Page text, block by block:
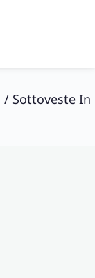
/ Sottoveste In